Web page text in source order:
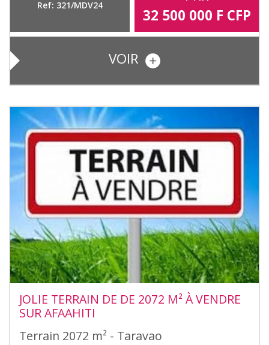
Ref: 321/MDV24
32 500 000 F CFP
VOIR
JOLIE TERRAIN DE DE 2072 M² À VENDRE
SUR AFAAHITI
Terrain 2072 m² - Taravao